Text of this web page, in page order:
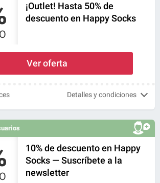
¡Outlet! Hasta 50% de
descuento en Happy Socks
Ver oferta
Detalles y condiciones
10% de descuento en Happy
Socks — Suscríbete a la
newsletter